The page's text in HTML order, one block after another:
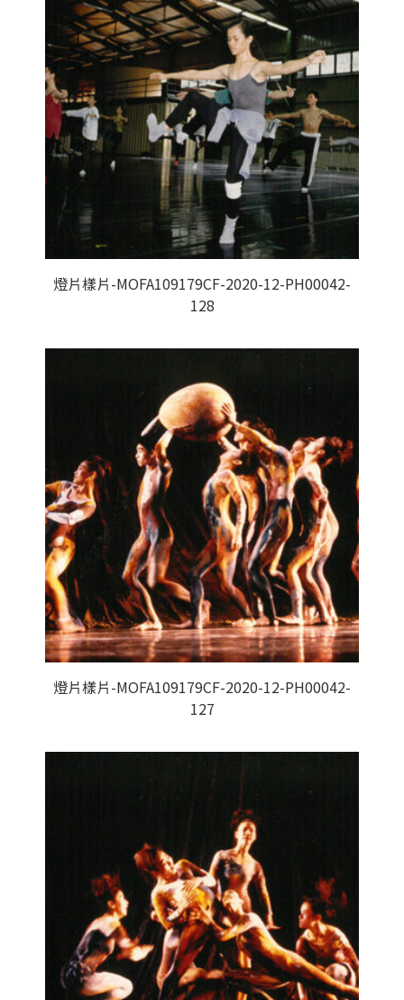
燈片樣片-MOFA109179CF-2020-12-PH00042-
128
燈片樣片-MOFA109179CF-2020-12-PH00042-
127